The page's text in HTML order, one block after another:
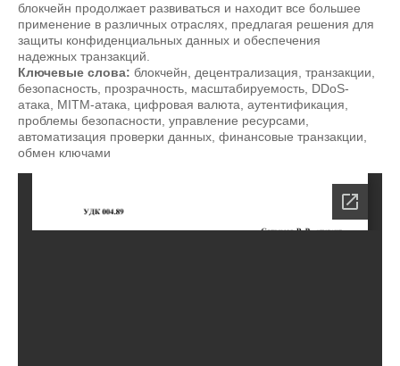
блокчейн продолжает развиваться и находит все большее
применение в различных отраслях, предлагая решения для
защиты конфиденциальных данных и обеспечения
надежных транзакций.
Ключевые слова: блокчейн, децентрализация, транзакции,
безопасность, прозрачность, масштабируемость, DDoS-
атака, MITM-атака, цифровая валюта, аутентификация,
проблемы безопасности, управление ресурсами,
автоматизация проверки данных, финансовые транзакции,
обмен ключами